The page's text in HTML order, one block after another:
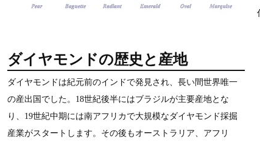
ダイヤモンドの歴史と産地
ダイヤモンドは紀元前のインドで発見され、長い間世界唯一
の産出国でした。18世紀後半にはブラジルが主要産地とな
り、19世紀中期には南アフリカで大規模なダイヤモンド採掘
産業がスタートします。その後もオーストラリア、アフリ